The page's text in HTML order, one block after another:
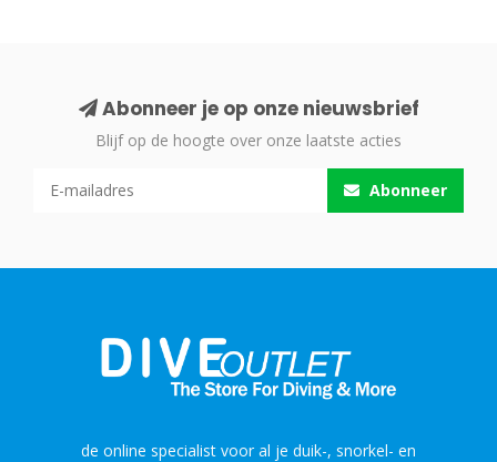
Abonneer je op onze nieuwsbrief
Blijf op de hoogte over onze laatste acties
Abonneer
de online specialist voor al je duik-, snorkel- en